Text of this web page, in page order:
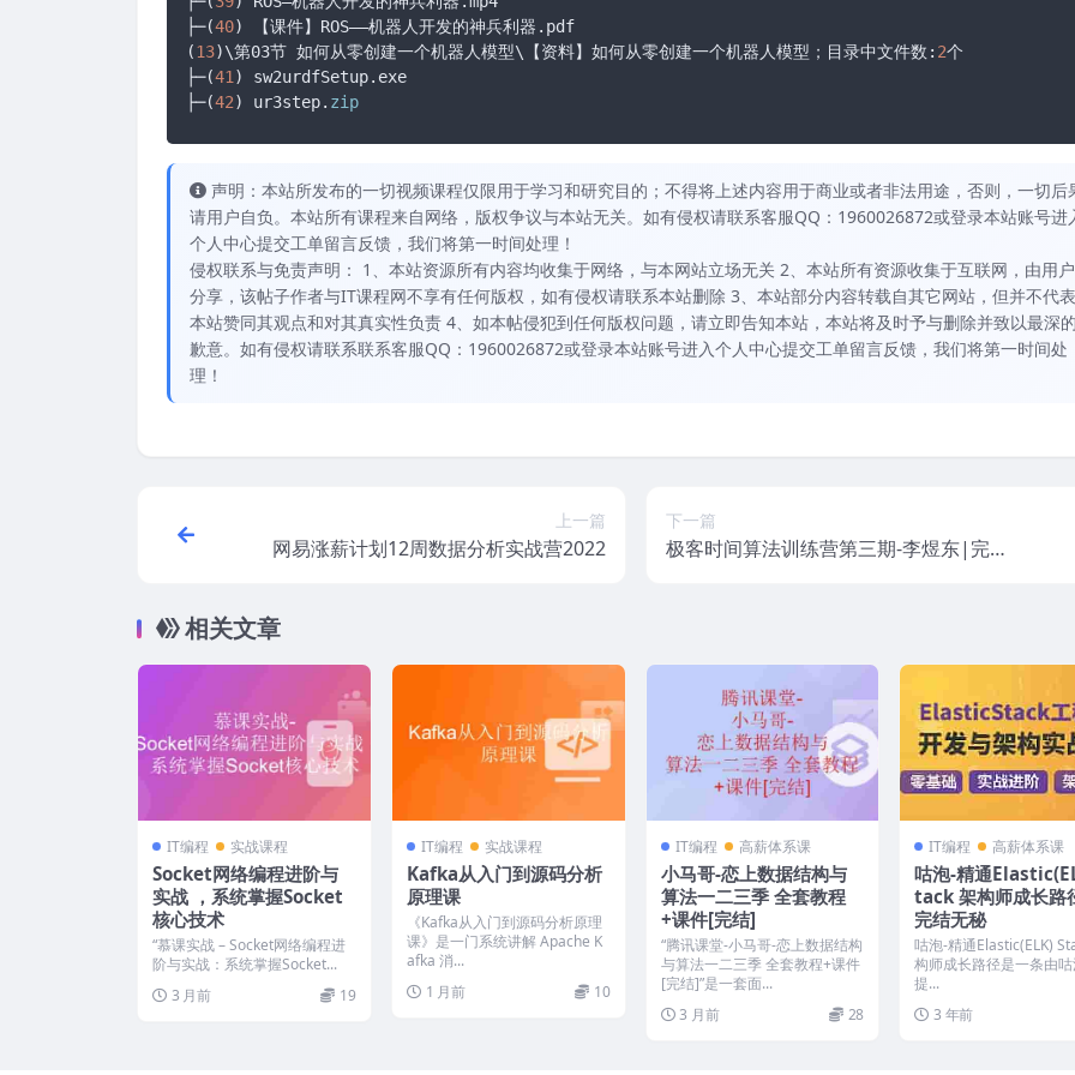
├─(40) 【课件】ROS——机器人开发的神兵利器.pdf
(13)\第03节 如何从零创建一个机器人模型\【资料】如何从零创建一个机器人模型；目录中文件数: 2个
├─(41) sw2urdfSetup.exe
├─(42) ur3step. zip
声明：本站所发布的一切视频课程仅限用于学习和研究目的；不得将上述内容用于商业或者非法用途，否则，一切后
请用户自负。本站所有课程来自网络，版权争议与本站无关。如有侵权请联系客服QQ：1960026872或登录本站账号进
个人中心提交工单留言反馈，我们将第一时间处理！
侵权联系与免责声明： 1、本站资源所有内容均收集于网络，与本网站立场无关 2、本站所有资源收集于互联网，由用户
分享，该帖子作者与IT课程网不享有任何版权，如有侵权请联系本站删除 3、本站部分内容转载自其它网站，但并不代表
本站赞同其观点和对其真实性负责 4、如本帖侵犯到任何版权问题，请立即告知本站，本站将及时予与删除并致以最深的
歉意。如有侵权请联系联系客服QQ：1960026872或登录本站账号进入个人中心提交工单留言反馈，我们将第一时间处
理！
上一篇
网易涨薪计划12周数据分析实战营2022
下一篇
极客时间算法训练营第三期-李煜东|完结
相关文章
IT编程 实战课程
Socket网络编程进阶与
实战 ，系统掌握Socket
核心技术
“慕课实战 – Socket网络编程进
阶与实战：系统掌握Socket...
3 月前
19
IT编程 实战课程
Kafka从入门到源码分析
原理课
《Kafka从入门到源码分析原理
课》是一门系统讲解 Apache K
afka 消...
1 月前
10
IT编程 高薪体系课
小马哥-恋上数据结构与
算法一二三季 全套教程
+课件[完结]
“腾讯课堂-小马哥-恋上数据结构
与算法一二三季 全套教程+课件
[完结]”是一套面...
3 月前
28
IT编程 高薪体系课
咕泡-精通
tack 架构师成长路
完结无秘
咕泡-精通Elastic(ELK)
构师成长路径是一条由
提...
3 年前